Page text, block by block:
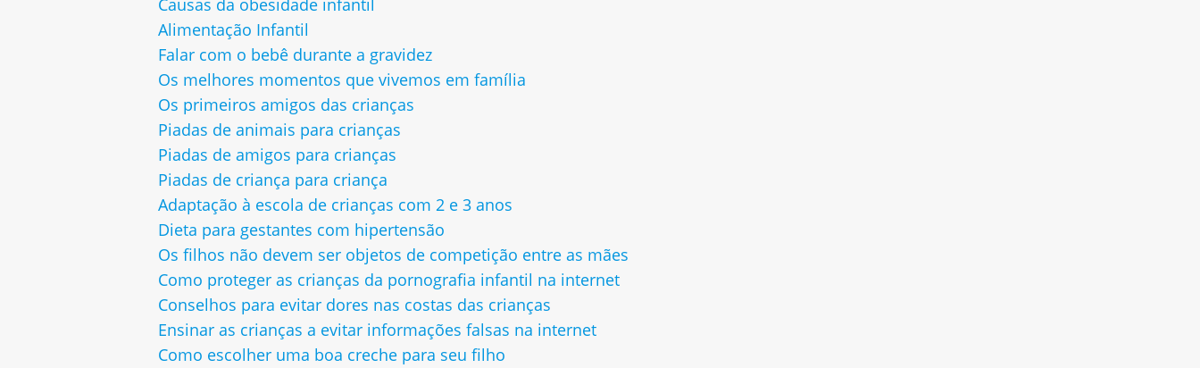
Causas da obesidade infantil
Alimentação Infantil
Falar com o bebê durante a gravidez
Os melhores momentos que vivemos em família
Os primeiros amigos das crianças
Piadas de animais para crianças
Piadas de amigos para crianças
Piadas de criança para criança
Adaptação à escola de crianças com 2 e 3 anos
Dieta para gestantes com hipertensão
Os filhos não devem ser objetos de competição entre as mães
Como proteger as crianças da pornografia infantil na internet
Conselhos para evitar dores nas costas das crianças
Ensinar as crianças a evitar informações falsas na internet
Como escolher uma boa creche para seu filho